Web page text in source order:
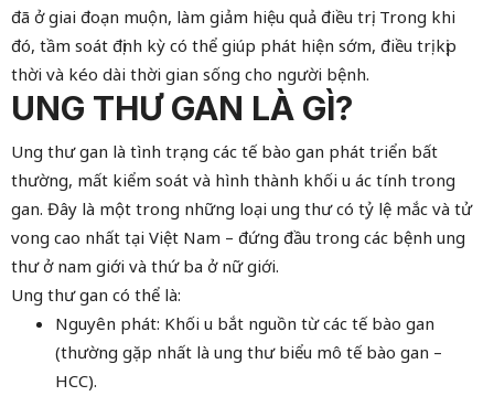
đã ở giai đoạn muộn, làm giảm hiệu quả điều trị. Trong khi
đó, tầm soát định kỳ có thể giúp phát hiện sớm, điều trị kịp
thời và kéo dài thời gian sống cho người bệnh.
UNG THƯ GAN LÀ GÌ?
Ung thư gan là tình trạng các tế bào gan phát triển bất
thường, mất kiểm soát và hình thành khối u ác tính trong
gan. Đây là một trong những loại ung thư có tỷ lệ mắc và tử
vong cao nhất tại Việt Nam – đứng đầu trong các bệnh ung
thư ở nam giới và thứ ba ở nữ giới.
Ung thư gan có thể là:
Nguyên phát: Khối u bắt nguồn từ các tế bào gan
(thường gặp nhất là ung thư biểu mô tế bào gan –
HCC).